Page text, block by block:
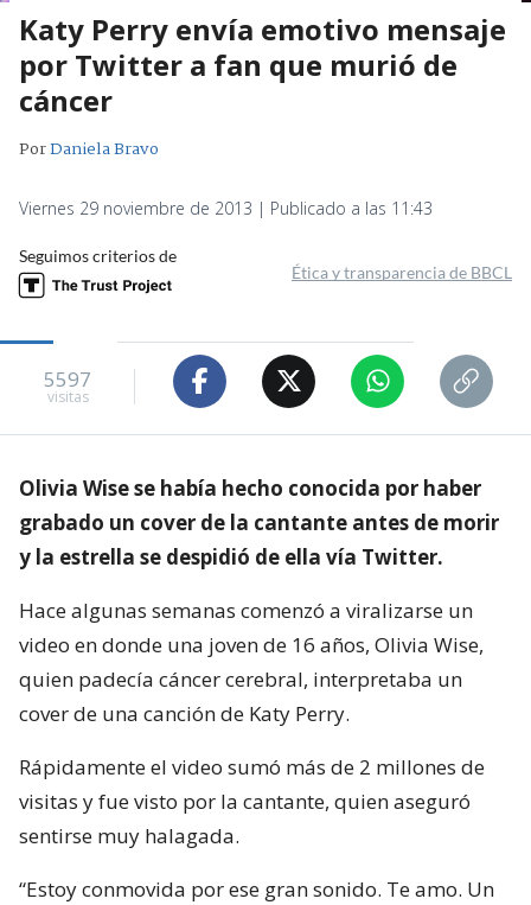
Katy Perry envía emotivo mensaje
por Twitter a fan que murió de
cáncer
PorDaniela Bravo
Viernes 29 noviembre de 2013 | Publicado a las 11:43
Seguimos criterios de
Ética y transparencia de BBCL
5597
visitas
Olivia Wise se había hecho conocida por haber
grabado un cover de la cantante antes de morir
y la estrella se despidió de ella vía Twitter.
Hace algunas semanas comenzó a viralizarse un
video en donde una joven de 16 años, Olivia Wise,
quien padecía cáncer cerebral, interpretaba un
cover de una canción de Katy Perry.
Rápidamente el video sumó más de 2 millones de
visitas y fue visto por la cantante, quien aseguró
sentirse muy halagada.
“Estoy conmovida por ese gran sonido. Te amo. Un